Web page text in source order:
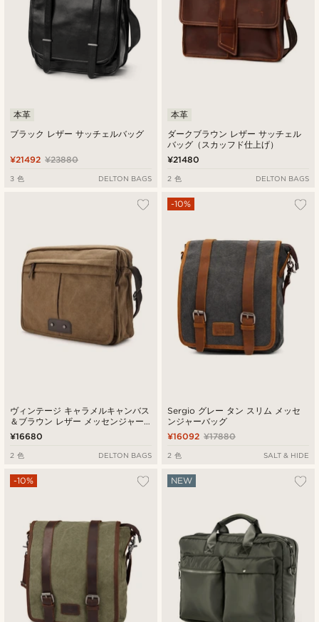
ブラック レザー サッチェルバッグ
本革
¥23880
¥21492
3 色 DELTON BAGS
ダークブラウン レザー サッチェル
バッグ（スカッフド仕上げ）
本革
¥21480
2 色 DELTON BAGS
ヴィンテージ キャラメルキャンバス
＆ブラウン レザー メッセンジャー
バッグ
¥16680
2 色 DELTON BAGS
Sergio グレー タン スリム メッセ
ンジャーバッグ
-10%
¥17880
¥16092
2 色 SALT & HIDE
-10% NEW